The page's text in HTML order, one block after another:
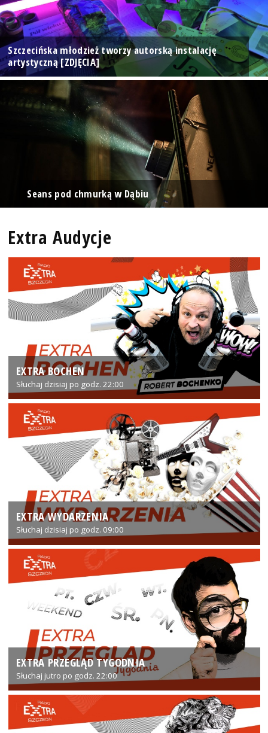
Szczecińska młodzież tworzy autorską instalację
artystyczną [ZDJĘCIA]
Seans pod chmurką w Dąbiu
Extra Audycje
EXTRA BOCHEN
Słuchaj dzisiaj po godz. 22:00
EXTRA WYDARZENIA
Słuchaj dzisiaj po godz. 09:00
EXTRA PRZEGLĄD TYGODNIA
Słuchaj jutro po godz. 22:00